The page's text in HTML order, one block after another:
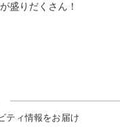
盛りだくさん！
ティ情報をお届け